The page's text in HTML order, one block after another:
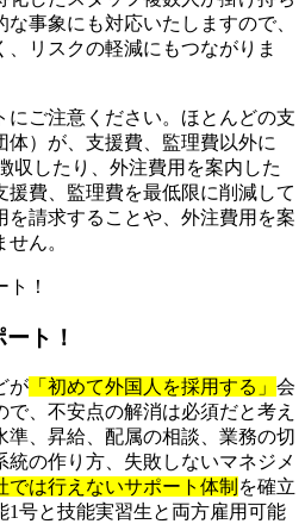
事象にも対応いたしますので、
、リスクの軽減にもつながりま
にご注意ください。ほとんどの支
）が、支援費、監理費以外に
収したり、外注費用を案内した
援費、監理費を最低限に削減して
を請求することや、外注費用を案
ん。
ト！
が 「初めて外国人を採用する」 会
、不安点の解消は必須だと考え
準、昇給、配属の相談、業務の切
統の作り方、失敗しないマネジメ
では行えないサポート体制 を確立
1号と技能実習生と両方雇用可能